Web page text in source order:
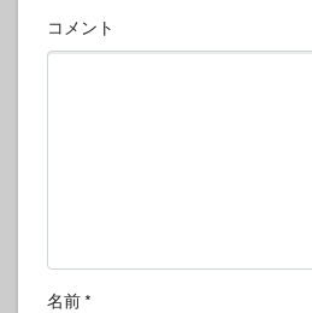
コメント
名前 *